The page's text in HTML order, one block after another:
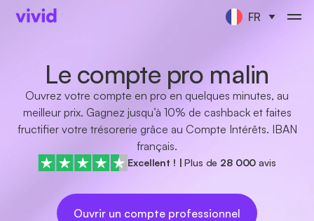
FR
Le compte pro malin
Ouvrez votre compte en pro en quelques minutes, au
meilleur prix. Gagnez jusqu’à 10% de cashback et faites
fructifier votre trésorerie grâce au Compte Intérêts. IBAN
français.
Excellent ! |Plus de 28 000 avis
Ouvrir un compte professionnel